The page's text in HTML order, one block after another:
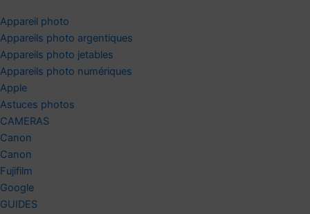
Appareil photo
Appareils photo argentiques
Appareils photo jetables
Appareils photo numériques
Apple
Astuces photos
CAMERAS
Canon
Canon
Fujifilm
Google
GUIDES